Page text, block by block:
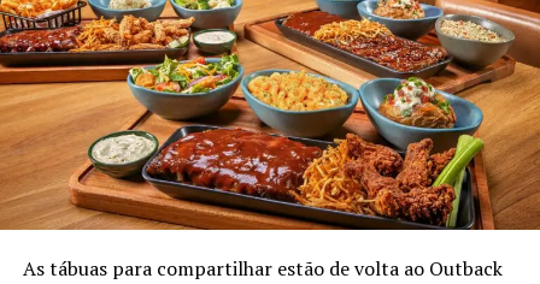
Local:Rodovia do Sol, km 28, Recanto da Sereia –
Guarapari
Instagram:@reservadogerente
TÓPICOS RELACIONADOS: CERVEJARIA
GASTRONOMIA
MÚSICA
RESERVA DO GERENTE VILA VELHA
As tábuas para compartilhar estão de volta ao Outback